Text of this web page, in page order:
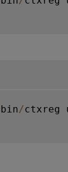
bin/ctxreg